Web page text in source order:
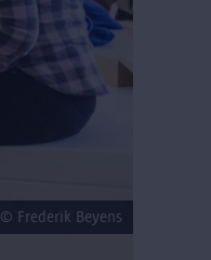
© Frederik Beyens